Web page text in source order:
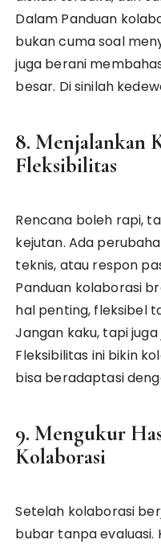
Dalam Panduan
bukan cuma soal
juga berani
besar. Di sinilah
8. Menjalankan
Fleksibilitas
Rencana boleh rapi,
kejutan. Ada
teknis, atau respon
Panduan kolaborasi
hal penting, fleksibel
Jangan kaku, tapi
Fleksibilitas ini bikin
bisa beradaptasi
9. Mengukur
Kolaborasi
Setelah kolaborasi
bubar tanpa evaluasi.